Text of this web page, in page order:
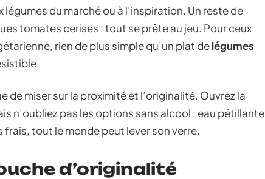
du marché ou à l’inspiration. Un reste de
tomates cerises : tout se prête au jeu. Pour ceux
rien de plus simple qu’un plat delégumes
de miser sur la proximité et l’originalité. Ouvrez la
n’oubliez pas les options sans alcool : eau pétillante
tout le monde peut lever son verre.
d’originalité